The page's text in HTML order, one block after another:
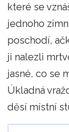
které se
jednoho
poschodí,
ji nalezli
jasné, co se
Úkladná
děsí místní